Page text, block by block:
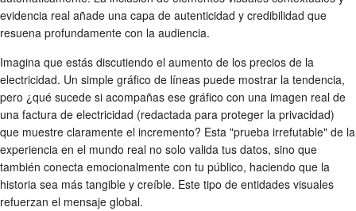
evidencia real añade una capa de autenticidad y credibilidad que
resuena profundamente con la audiencia.
Imagina que estás discutiendo el aumento de los precios de la
electricidad. Un simple gráfico de líneas puede mostrar la tendencia,
pero ¿qué sucede si acompañas ese gráfico con una imagen real de
una factura de electricidad (redactada para proteger la privacidad)
que muestre claramente el incremento? Esta "prueba irrefutable" de la
experiencia en el mundo real no solo valida tus datos, sino que
también conecta emocionalmente con tu público, haciendo que la
historia sea más tangible y creíble. Este tipo de entidades visuales
refuerzan el mensaje global.